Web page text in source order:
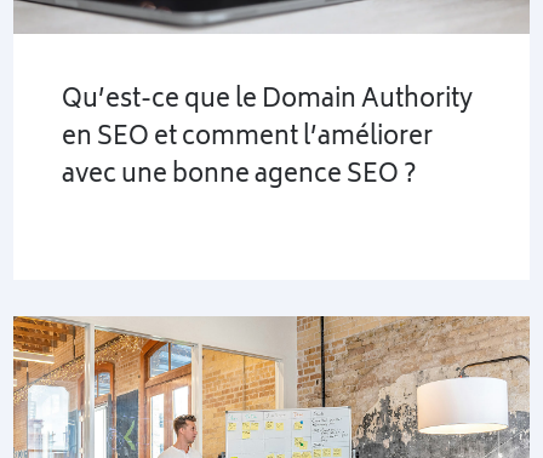
Qu’est-ce que le Domain Authority
en SEO et comment l’améliorer
avec une bonne agence SEO ?